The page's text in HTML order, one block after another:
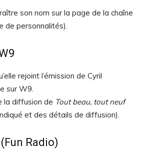
son nom sur la page de la chaîne
de personnalités).
rejoint l’émission de Cyril
sur W9.
la diffusion de Tout beau, tout neuf
et des détails de diffusion).
Radio)